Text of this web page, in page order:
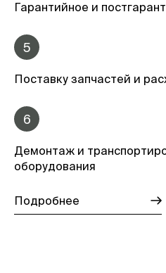
Гарантийное и
5
Поставку запчастей и
6
Демонтаж и
оборудования
Подробнее